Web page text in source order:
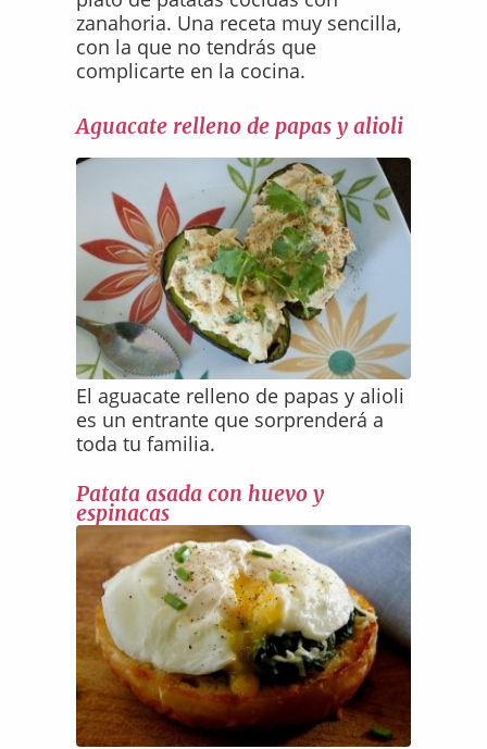
zanahoria. Una receta muy sencilla,
con la que no tendrás que
complicarte en la cocina.
Aguacate relleno de papas y alioli
El aguacate relleno de papas y alioli
es un entrante que sorprenderá a
toda tu familia.
Patata asada con huevo y
espinacas